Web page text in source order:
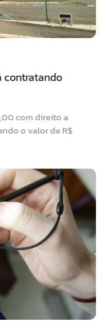
contratando
com direito a
o valor de R$